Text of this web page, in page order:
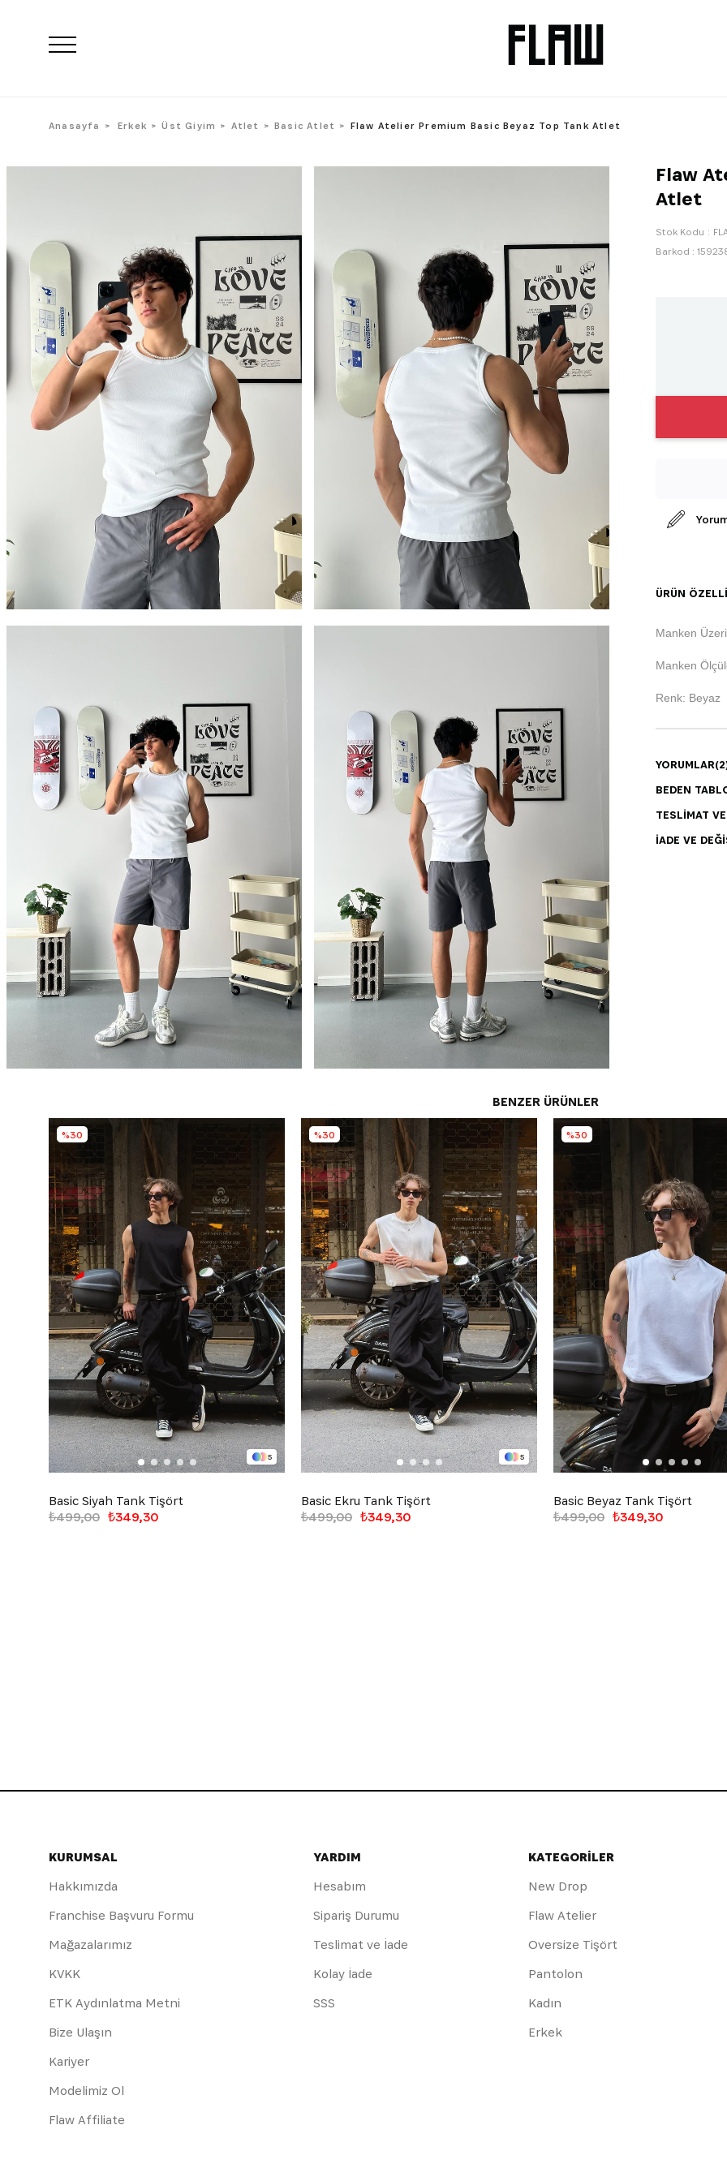
Anasayfa Erkek Üst Giyim Atlet Basic Atlet Flaw Atelier Premium Basic Beyaz Top Tank Atlet
Flaw
Atlet
Stok Kodu
Barkod :
ÜRÜN
Manken
Manken
Renk: Beyaz
YORUMLAR
BEDEN
TESLIMAT
İADE VE
BENZER ÜRÜNLER
5
Basic Siyah Tank Tişört
₺349,30
₺499,00
%30
5
Basic Ekru Tank Tişört
₺349,30
₺499,00
%30
Basic Beyaz Tank Tişört
₺349,30
₺499,00
%30
KURUMSAL
Hakkımızda
Franchise Başvuru Formu
Mağazalarımız
KVKK
ETK Aydınlatma Metni
Bize Ulaşın
Kariyer
Modelimiz Ol
Flaw Affiliate
YARDIM
Hesabım
Sipariş Durumu
Teslimat ve İade
Kolay İade
SSS
KATEGORİLER
New Drop
Flaw Atelier
Oversize Tişört
Pantolon
Kadın
Erkek